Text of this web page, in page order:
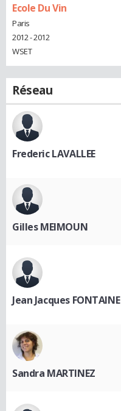
Ecole Du Vin
Paris
2012 - 2012
WSET
Réseau
Frederic LAVALLEE
Gilles MEIMOUN
Jean Jacques FONTAINE
Sandra MARTINEZ